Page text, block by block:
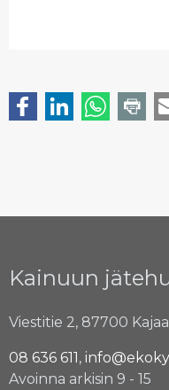
Kainuun
Viestitie 2, 87700
08 636 611,
Avoinna arkisin 9 - 15